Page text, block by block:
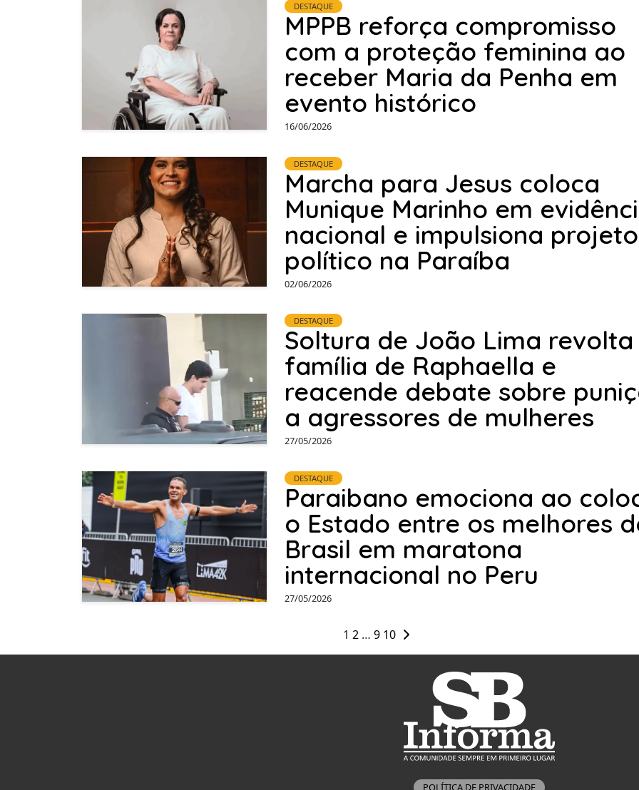
DESTAQUE
MPPB reforça compromisso
com a proteção feminina ao
receber Maria da Penha em
evento histórico
16/06/2026
DESTAQUE
Marcha para Jesus coloca
Munique Marinho em
nacional e impulsiona projeto
político na Paraíba
02/06/2026
DESTAQUE
Soltura de João Lima revolta
família de Raphaella e
reacende debate sobre
a agressores de mulheres
27/05/2026
DESTAQUE
Paraibano emociona ao
o Estado entre os melhores
Brasil em maratona
internacional no Peru
27/05/2026
1 2 … 9 10
POLÍTICA DE PRIVACIDADE